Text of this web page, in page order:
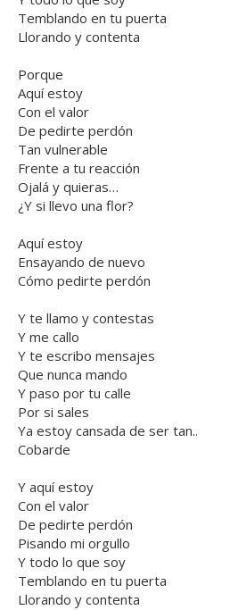
Temblando en tu puerta
Llorando y contenta
Porque
Aquí estoy
Con el valor
De pedirte perdón
Tan vulnerable
Frente a tu reacción
Ojalá y quieras…
¿Y si llevo una flor?
Aquí estoy
Ensayando de nuevo
Cómo pedirte perdón
Y te llamo y contestas
Y me callo
Y te escribo mensajes
Que nunca mando
Y paso por tu calle
Por si sales
Ya estoy cansada de ser tan..
Cobarde
Y aquí estoy
Con el valor
De pedirte perdón
Pisando mi orgullo
Y todo lo que soy
Temblando en tu puerta
Llorando y contenta